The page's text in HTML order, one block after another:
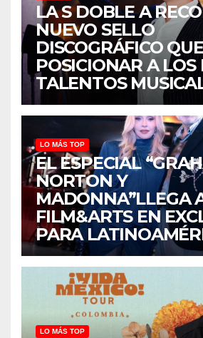
LA S DOBLE A
NUEVO SELLO
DISCOGRÁFICO
POSICIONAR A LOS
TALENTOS
LO MÁS TOP
EL ESPECIAL
NORTON Y
MADONNA”LLEGA
FILM&ARTS EN
PARA
LO MÁS TOP